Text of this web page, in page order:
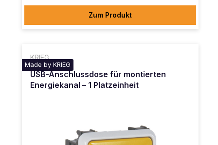
Zum Produkt
KRIEG
Made by KRIEG
USB-Anschlussdose für montierten
Energiekanal – 1 Platzeinheit